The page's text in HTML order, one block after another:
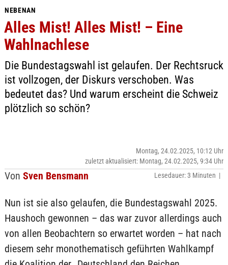
NEBENAN
Alles Mist! Alles Mist! – Eine
Wahlnachlese
Die Bundestagswahl ist gelaufen. Der Rechtsruck
ist vollzogen, der Diskurs verschoben. Was
bedeutet das? Und warum erscheint die Schweiz
plötzlich so schön?
Von Sven Bensmann
Montag, 24.02.2025, 10:12 Uhr
zuletzt aktualisiert: Montag, 24.02.2025, 9:34 Uhr
Lesedauer: 3 Minuten |
Nun ist sie also gelaufen, die Bundestagswahl 2025.
Haushoch gewonnen – das war zuvor allerdings auch
von allen Beobachtern so erwartet worden – hat nach
diesem sehr monothematisch geführten Wahlkampf